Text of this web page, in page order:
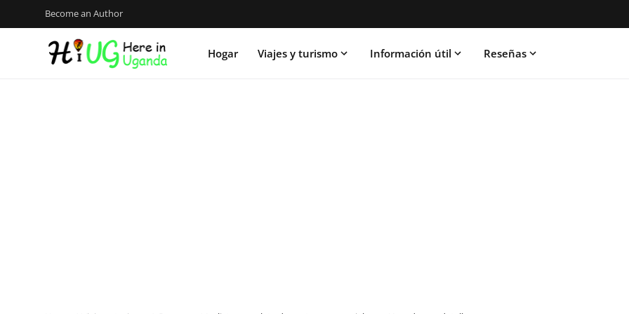
Become an Author
Hogar Viajes y turismo Información útil Reseñas